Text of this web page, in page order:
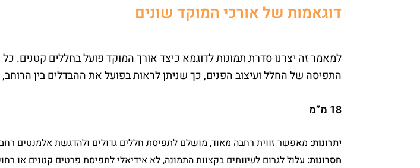
דוגאמות של אורכי המוקד שונים
למאמר זה יצרנו סדרת תמונות לדוגמא כיצד אורך המוקד פועל בחללים
התפיסה של החלל ועיצוב הפנים, כך שניתן לראות בפועל את ההבדלים בין
18 מ”מ
יתרונות: מאפשר זווית רחבה מאוד, מושלם לתפיסת חללים גדולים ולהדגשת אלמנטים
חסרונות: עלול לגרום לעיוותים בקצוות התמונה, לא אידיאלי לתפיסת פרטים קטנים או